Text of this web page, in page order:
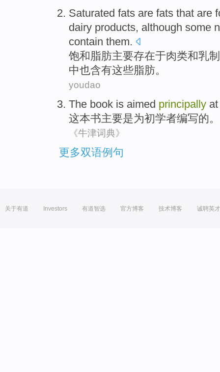
Saturated fats are fats that are
dairy products, although some
contain them.
饱和脂肪主要存在于肉类和乳
中也含有这些脂肪。
youdao
The book is aimed principally
这本书主要是为初学者编写的。
《牛津词典》
更多双语例句
关于有道 Investors 有道智选 官方博客 技术博客 诚聘英才